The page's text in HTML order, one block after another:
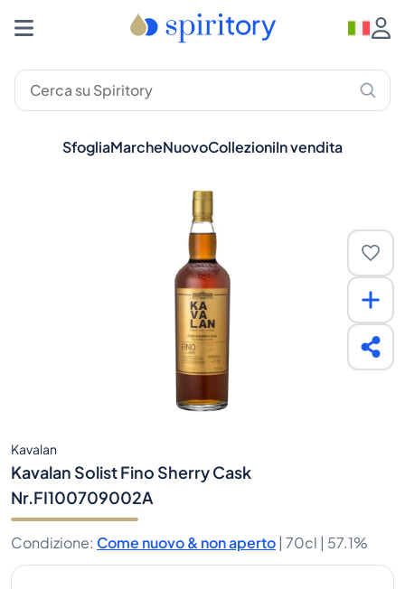
SfogliaMarcheNuovoCollezioniIn vendita
Kavalan
Kavalan Solist Fino Sherry Cask
Nr.FI100709002A
Condizione: Come nuovo & non aperto | 70cl | 57.1%